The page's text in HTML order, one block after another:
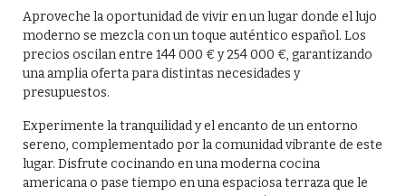
Aproveche la oportunidad de vivir en un lugar donde el lujo
moderno se mezcla con un toque auténtico español. Los
precios oscilan entre 144 000 € y 254 000 €, garantizando
una amplia oferta para distintas necesidades y
presupuestos.
Experimente la tranquilidad y el encanto de un entorno
sereno, complementado por la comunidad vibrante de este
lugar. Disfrute cocinando en una moderna cocina
americana o pase tiempo en una espaciosa terraza que le